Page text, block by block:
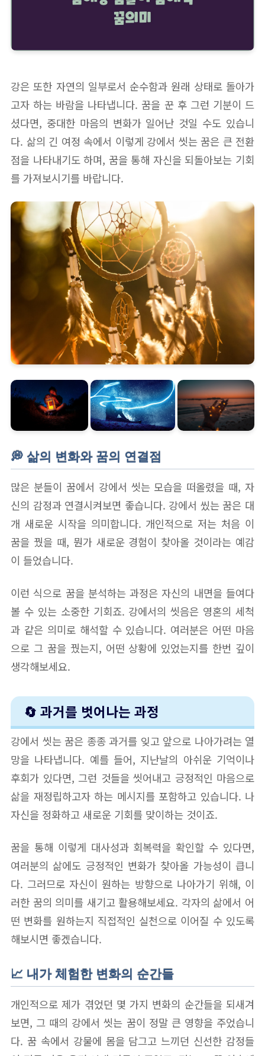
강은 또한 자연의 일부로서 순수함과 원래 상태로 돌아가
고자 하는 바람을 나타냅니다. 꿈을 꾼 후 그런 기분이 드
셨다면, 중대한 마음의 변화가 일어난 것일 수도 있습니
다. 삶의 긴 여정 속에서 이렇게 강에서 씻는 꿈은 큰 전환
점을 나타내기도 하며, 꿈을 통해 자신을 되돌아보는 기회
를 가져보시기를 바랍니다.
💭 삶의 변화와 꿈의 연결점
많은 분들이 꿈에서 강에서 씻는 모습을 떠올렸을 때, 자
신의 감정과 연결시켜보면 좋습니다. 강에서 씼는 꿈은 대
개 새로운 시작을 의미합니다. 개인적으로 저는 처음 이
꿈을 꿨을 때, 뭔가 새로운 경험이 찾아올 것이라는 예감
이 들었습니다.
이런 식으로 꿈을 분석하는 과정은 자신의 내면을 들여다
볼 수 있는 소중한 기회죠. 강에서의 씻음은 영혼의 세척
과 같은 의미로 해석할 수 있습니다. 여러분은 어떤 마음
으로 그 꿈을 꿨는지, 어떤 상황에 있었는지를 한번 깊이
생각해보세요.
🔄 과거를 벗어나는 과정
강에서 씻는 꿈은 종종 과거를 잊고 앞으로 나아가려는 열
망을 나타냅니다. 예를 들어, 지난날의 아쉬운 기억이나
후회가 있다면, 그런 것들을 씻어내고 긍정적인 마음으로
삶을 재정립하고자 하는 메시지를 포함하고 있습니다. 나
자신을 정화하고 새로운 기회를 맞이하는 것이죠.
꿈을 통해 이렇게 대사성과 회복력을 확인할 수 있다면,
여러분의 삶에도 긍정적인 변화가 찾아올 가능성이 큽니
다. 그러므로 자신이 원하는 방향으로 나아가기 위해, 이
러한 꿈의 의미를 새기고 활용해보세요. 각자의 삶에서 어
떤 변화를 원하는지 직접적인 실천으로 이어질 수 있도록
해보시면 좋겠습니다.
📈 내가 체험한 변화의 순간들
개인적으로 제가 겪었던 몇 가지 변화의 순간들을 되새겨
보면, 그 때의 강에서 씻는 꿈이 정말 큰 영향을 주었습니
다. 꿈 속에서 강물에 몸을 담그고 느끼던 신선한 감정들